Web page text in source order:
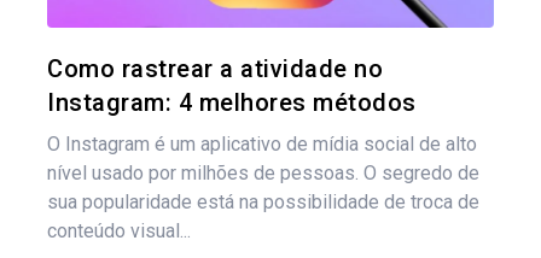
Como rastrear a atividade no
Instagram: 4 melhores métodos
O Instagram é um aplicativo de mídia social de alto
nível usado por milhões de pessoas. O segredo de
sua popularidade está na possibilidade de troca de
conteúdo visual...